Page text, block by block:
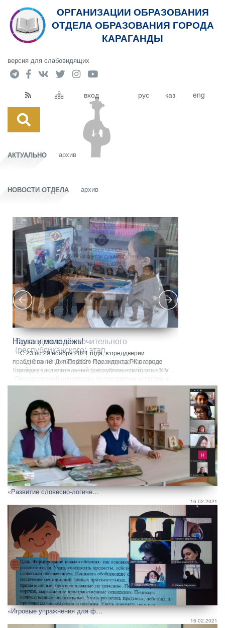
ОРГАНИЗАЦИИ ОБРАЗОВАНИЯ
ОТДЕЛА ОБРАЗОВАНИЯ ГОРОДА
КАРАГАНДЫ
версия для слабовидящих
вход рус каз eng
АКТУАЛЬНО архив
НОВОСТИ ОТДЕЛА архив
Проведение заключительного
(республиканского) этап…
С 15 по 18 ноября 2021 года в городе Караганде
пройдёт заключительный (республиканский) этап XIV
Президентской олимпиады по предметам естественн…
«Развитие словесно-логиче…
16.02.2021
«Игровые упражнения для ф…
16.02.2021